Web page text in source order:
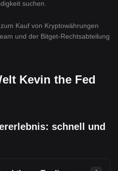
suchen.
Kauf von Kryptowährungen
und der Bitget-Rechtsabteilung
Kevin the Fed
schnell und